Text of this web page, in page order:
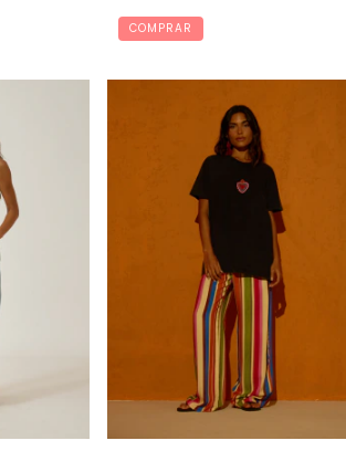
COMPRAR